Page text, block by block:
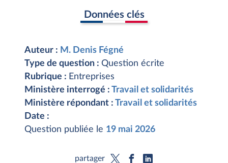
Données clés
Auteur : M. Denis Fégné
Type de question : Question écrite
Rubrique : Entreprises
Ministère interrogé : Travail et solidarités
Ministère répondant : Travail et solidarités
Date :
Question publiée le 19 mai 2026
partager